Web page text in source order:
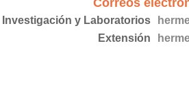
Correos
Investigación y Laboratorios
Extensión